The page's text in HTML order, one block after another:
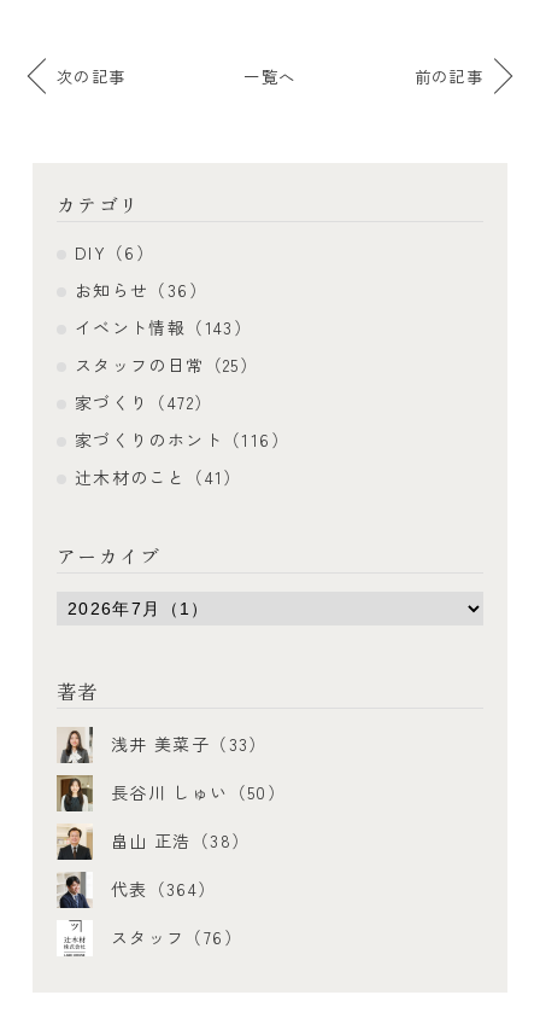
次の記事 一覧へ 前の記事
カテゴリ
DIY（6）
お知らせ（36）
イベント情報（143）
スタッフの日常（25）
家づくり（472）
家づくりのホント（116）
辻木材のこと（41）
アーカイブ
著者
浅井 美菜子（33）
長谷川 しゅい（50）
畠山 正浩（38）
代表（364）
スタッフ（76）